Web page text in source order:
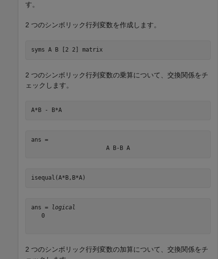
す。
2 つのシンボリック行列変数を作成します。
syms A B [2 2] matrix
2 つのシンボリック行列変数の乗算について、交換関係をチ
ェックします。
A*B - B*A
ans =
A
B- B A
isequal(A*B,B*A)
ans =
logical
   0
2 つのシンボリック行列変数の加算について、交換関係をチ